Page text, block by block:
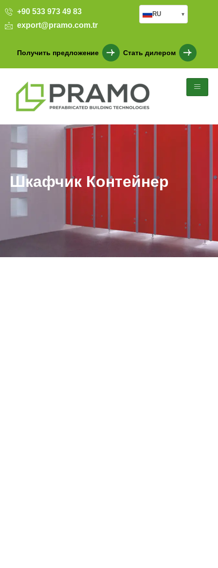
+90 533 973 49 83
export@pramo.com.tr
Получить предложение Стать дилером
RU ▾
Шкафчик Контейнер